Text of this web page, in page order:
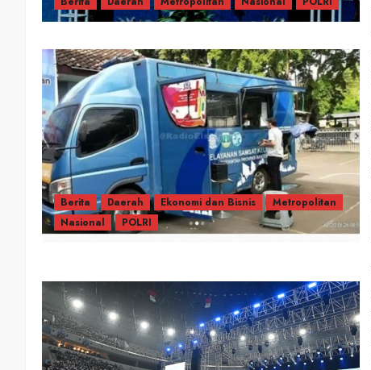
Berita Daerah Ekonomi dan Bisnis
Metropolitan
Nasional
POLRI